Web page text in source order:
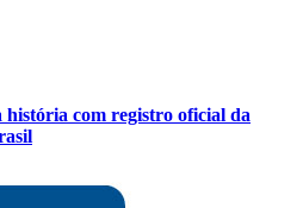
com registro oficial da